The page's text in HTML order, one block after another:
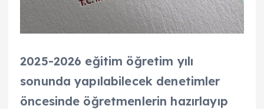
2025-2026 eğitim öğretim yılı
sonunda yapılabilecek denetimler
öncesinde öğretmenlerin hazırlayıp